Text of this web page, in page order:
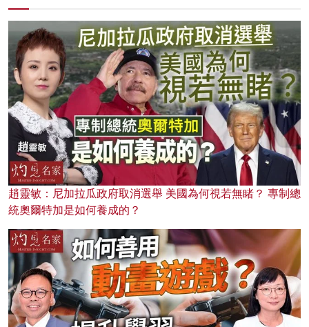
趙靈敏：尼加拉瓜政府取消選舉 美國為何視若無睹？ 專制總
統奧爾特加是如何養成的？